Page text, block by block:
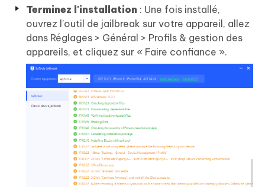
Terminez l'installation : Une fois installé,
ouvrez l'outil de jailbreak sur votre appareil, allez
dans Réglages > Général > Profils & gestion des
appareils, et cliquez sur « Faire confiance ».